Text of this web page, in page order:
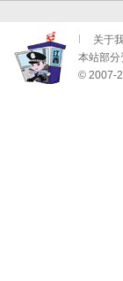
关于
本站部分
© 2007-